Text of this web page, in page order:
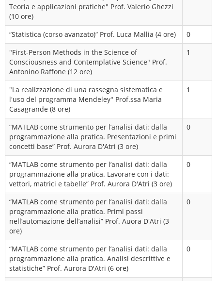
Teoria e applicazioni pratiche" Prof. Valerio Ghezzi
(10 ore)
“Statistica (corso avanzato)“ Prof. Luca Mallia (4 ore)
0
"First-Person Methods in the Science of
Consciousness and Contemplative Science" Prof.
Antonino Raffone (12 ore)
1
"La realizzazione di una rassegna sistematica e
l'uso del programma Mendeley" Prof.ssa Maria
Casagrande (8 ore)
1
“MATLAB come strumento per l’analisi dati: dalla
programmazione alla pratica. Presentazioni e primi
concetti base” Prof. Aurora D'Atri (3 ore)
0
“MATLAB come strumento per l’analisi dati: dalla
programmazione alla pratica. Lavorare con i dati:
vettori, matrici e tabelle” Prof. Aurora D'Atri (3 ore)
0
“MATLAB come strumento per l’analisi dati: dalla
programmazione alla pratica. Primi passi
nell’automazione dell’analisi” Prof. Auora D'Atri (3
ore)
0
“MATLAB come strumento per l’analisi dati: dalla
programmazione alla pratica. Analisi descrittive e
statistiche” Prof. Aurora D'Atri (6 ore)
0